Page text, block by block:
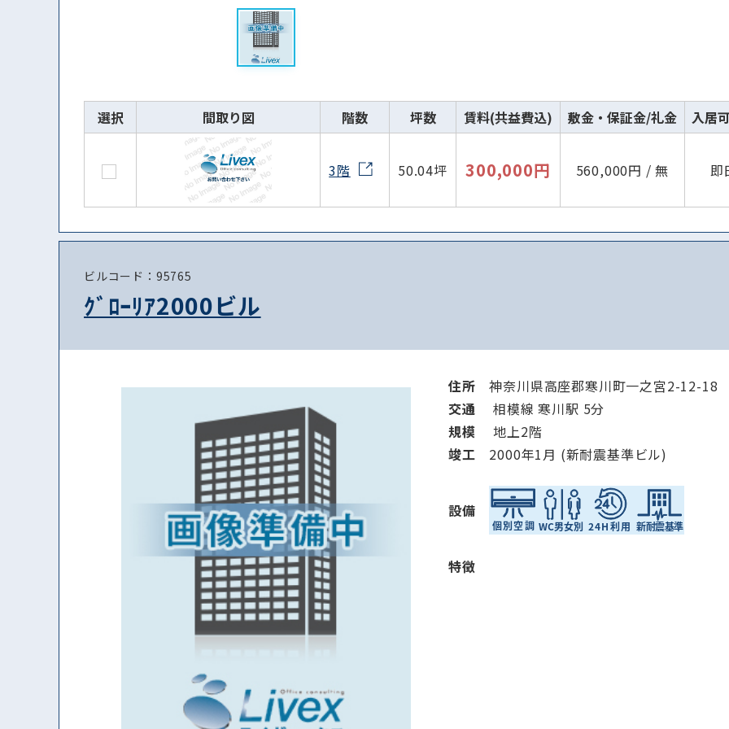
選択 間取り図 階数 坪数 賃料(共益費込) 敷金・保証金/礼金 入居
3階 50.04坪 300,000円 560,000円 / 無 即
ビルコード：95765
ｸﾞﾛｰﾘｱ2000ビル
住所神奈川県高座郡寒川町一之宮2-
交通
相模線 寒川駅 5分
規模
地上2階
竣⼯ 2000年1月 (新耐震基準ビル)
設備
特徴